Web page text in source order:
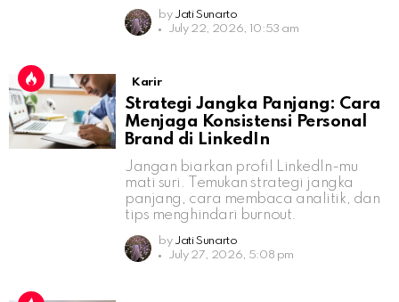
by Jati Sunarto
July 22, 2026, 10:53 am
Karir
Strategi Jangka Panjang: Cara
Menjaga Konsistensi Personal
Brand di LinkedIn
Jangan biarkan profil LinkedIn-mu
mati suri. Temukan strategi jangka
panjang, cara membaca analitik, dan
tips menghindari burnout.
by Jati Sunarto
July 27, 2026, 5:08 pm